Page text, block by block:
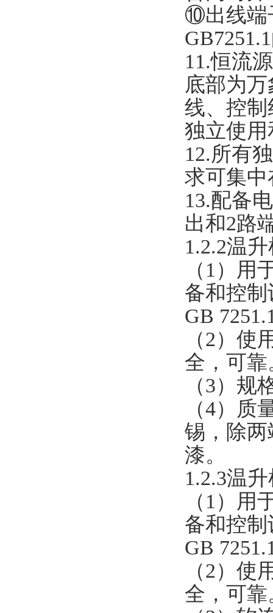
⑩出线端
11.恒流
底部为
线、控
独立使
12.所有
求可集中
13.配备
出和2路
1.2.2温
（1）
备和控制
GB
（2）
全，可靠
（3）规
（4）
锡，除两
漆。
1.2.3温
（1）
备和控制
GB
（2）
全，可靠